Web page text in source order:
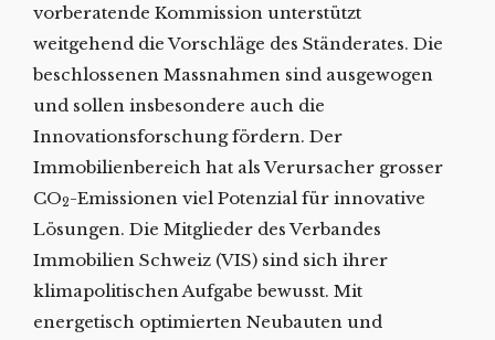
vorberatende Kommission unterstützt
weitgehend die Vorschläge des Ständerates. Die
beschlossenen Massnahmen sind ausgewogen
und sollen insbesondere auch die
Innovationsforschung fördern. Der
Immobilienbereich hat als Verursacher grosser
CO2-Emissionen viel Potenzial für innovative
Lösungen. Die Mitglieder des Verbandes
Immobilien Schweiz (VIS) sind sich ihrer
klimapolitischen Aufgabe bewusst. Mit
energetisch optimierten Neubauten und